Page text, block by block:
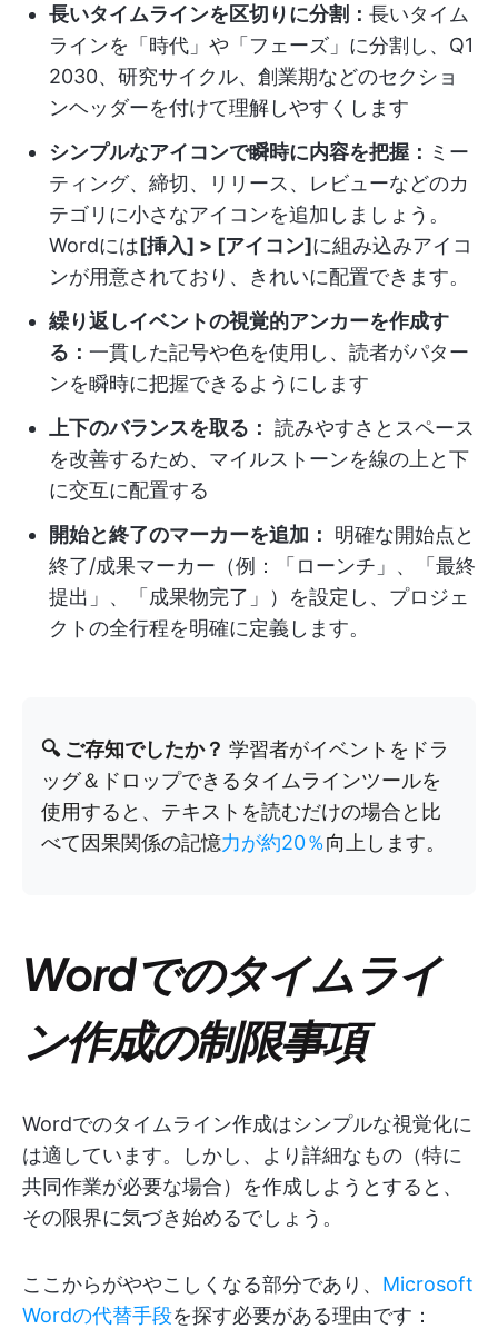
長いタイムラインを区切りに分割： 長いタイム
ラインを「時代」や「フェーズ」に分割し、Q1
2030、研究サイクル、創業期などのセクショ
ンヘッダーを付けて理解しやすくします
シンプルなアイコンで瞬時に内容を把握： ミー
ティング、締切、リリース、レビューなどのカ
テゴリに小さなアイコンを追加しましょう。
Wordには[挿入] > [アイコン]に組み込みアイコ
ンが用意されており、きれいに配置できます。
繰り返しイベントの視覚的アンカーを作成す
る： 一貫した記号や色を使用し、読者がパター
ンを瞬時に把握できるようにします
上下のバランスを取る： 読みやすさとスペース
を改善するため、マイルストーンを線の上と下
に交互に配置する
開始と終了のマーカーを追加：
明確な開始点と
終了/成果マーカー（例：「ローンチ」、「最終
提出」、「成果物完了」）を設定し、プロジェ
クトの全行程を明確に定義します。
🔍 ご存知でしたか？ 学習者がイベントをドラ
ッグ＆ドロップできるタイムラインツールを
使用すると、テキストを読むだけの場合と比
べて因果関係の記憶力が約20％向上します。
Wordでのタイムライ
ン作成の制限事項
Wordでのタイムライン作成はシンプルな視覚化に
は適しています。しかし、より詳細なもの（特に
共同作業が必要な場合）を作成しようとすると、
その限界に気づき始めるでしょう。
ここからがややこしくなる部分であり、 Microsoft
Wordの代替手段を探す必要がある理由です：